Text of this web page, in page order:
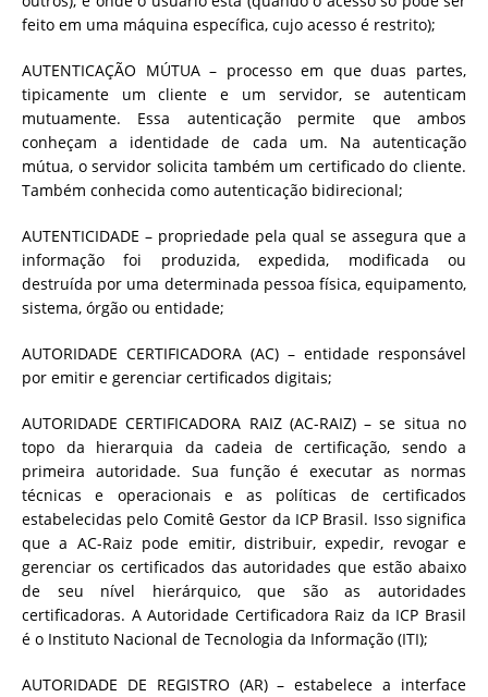
feito em uma máquina específica, cujo acesso é restrito);
AUTENTICAÇÃO MÚTUA – processo em que duas partes,
tipicamente um cliente e um servidor, se autenticam
mutuamente. Essa autenticação permite que ambos
conheçam a identidade de cada um. Na autenticação
mútua, o servidor solicita também um certificado do cliente.
Também conhecida como autenticação bidirecional;
AUTENTICIDADE – propriedade pela qual se assegura que a
informação foi produzida, expedida, modificada ou
destruída por uma determinada pessoa física, equipamento,
sistema, órgão ou entidade;
AUTORIDADE CERTIFICADORA (AC) – entidade responsável
por emitir e gerenciar certificados digitais;
AUTORIDADE CERTIFICADORA RAIZ (AC-RAIZ) – se situa no
topo da hierarquia da cadeia de certificação, sendo a
primeira autoridade. Sua função é executar as normas
técnicas e operacionais e as políticas de certificados
estabelecidas pelo Comitê Gestor da ICP Brasil. Isso significa
que a AC-Raiz pode emitir, distribuir, expedir, revogar e
gerenciar os certificados das autoridades que estão abaixo
de seu nível hierárquico, que são as autoridades
certificadoras. A Autoridade Certificadora Raiz da ICP Brasil
é o Instituto Nacional de Tecnologia da Informação (ITI);
AUTORIDADE DE REGISTRO (AR) – estabelece a interface